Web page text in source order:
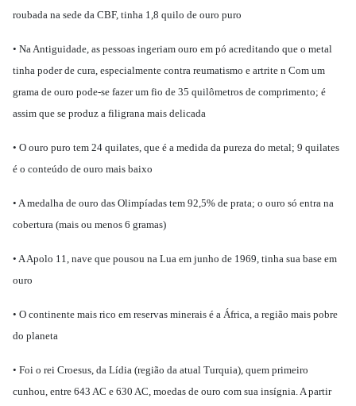
roubada na sede da CBF, tinha 1,8 quilo de ouro puro
• Na Antiguidade, as pessoas ingeriam ouro em pó acreditando que o metal
tinha poder de cura, especialmente contra reumatismo e artrite n Com um
grama de ouro pode-se fazer um fio de 35 quilômetros de comprimento; é
assim que se produz a filigrana mais delicada
• O ouro puro tem 24 quilates, que é a medida da pureza do metal; 9 quilates
é o conteúdo de ouro mais baixo
• A medalha de ouro das Olimpíadas tem 92,5% de prata; o ouro só entra na
cobertura (mais ou menos 6 gramas)
• A Apolo 11, nave que pousou na Lua em junho de 1969, tinha sua base em
ouro
• O continente mais rico em reservas minerais é a África, a região mais pobre
do planeta
• Foi o rei Croesus, da Lídia (região da atual Turquia), quem primeiro
cunhou, entre 643 AC e 630 AC, moedas de ouro com sua insígnia. A partir